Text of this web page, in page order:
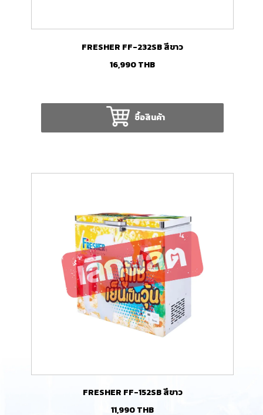
FRESHER FF-232SB สีขาว
16,990THB
ซื้อสินค้า
FRESHER FF-152SB สีขาว
11,990THB